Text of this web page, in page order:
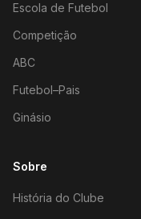
Escola de Futebol
Competição
ABC
Futebol–Pais
Ginásio
Sobre
História do Clube